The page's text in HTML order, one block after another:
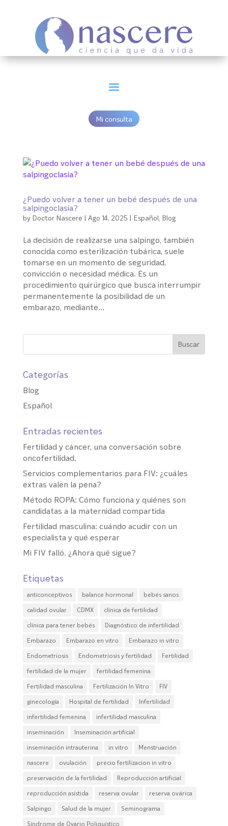
Mi consulta
¿Puedo volver a tener un bebé después de una
salpingoclasia?
by Doctor Nascere | Ago 14, 2025 | Español, Blog
La decisión de realizarse una salpingo, también
conocida como esterilización tubárica, suele
tomarse en un momento de seguridad,
convicción o necesidad médica. Es un
procedimiento quirúrgico que busca interrumpir
permanentemente la posibilidad de un
embarazo, mediante...
Categorías
Blog
Español
Entradas recientes
Fertilidad y cáncer, una conversación sobre
oncofertilidad.
Servicios complementarios para FIV: ¿cuáles
extras valen la pena?
Método ROPA: Cómo funciona y quiénes son
candidatas a la maternidad compartida
Fertilidad masculina: cuándo acudir con un
especialista y qué esperar
Mi FIV falló. ¿Ahora qué sigue?
Etiquetas
anticonceptivos balance hormonal
bebés sanos
calidad ovular
CDMX
clínica de fertilidad
clínica para tener bebés
Diagnóstico de infertilidad
Embarazo
Embarazo en vitro
Embarazo in vitro
Endometriosis
Endometriosis y fertilidad
Fertilidad
fertilidad de la mujer
fertilidad femenina
Fertilidad masculina
Fertilización In Vitro
FIV
ginecología
Hospital de fertilidad
Infertilidad
infertilidad femenina
infertilidad masculina
inseminación
Inseminación artificial
inseminación intrauterina
in vitro
Menstruación
nascere
ovulación
precio fertilizacion in vitro
preservación de la fertilidad
Reproducción artificial
reproducción asistida
reserva ovular
reserva ovárica
Salpingo
Salud de la mujer
Seminograma
Síndrome de Ovario Poliquístico